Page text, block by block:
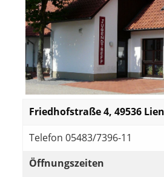
Friedhofstraße 4, 49536
Telefon 05483/7396-11
Öffnungszeiten